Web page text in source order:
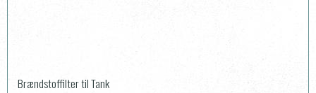
Brændstoffilter til Tank